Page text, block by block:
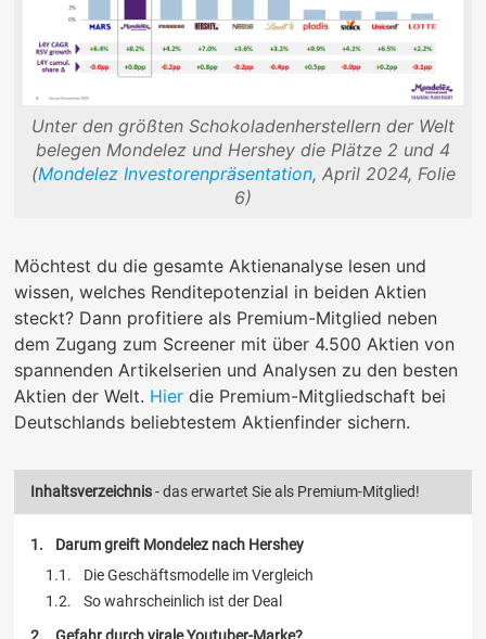
Unter den größten Schokoladenherstellern der Welt
belegen Mondelez und Hershey die Plätze 2 und 4
(Mondelez Investorenpräsentation, April 2024, Folie
6)
Möchtest du die gesamte Aktienanalyse lesen und
wissen, welches Renditepotenzial in beiden Aktien
steckt? Dann profitiere als Premium-Mitglied neben
dem Zugang zum Screener mit über 4.500 Aktien von
spannenden Artikelserien und Analysen zu den besten
Aktien der Welt. Hier die Premium-Mitgliedschaft bei
Deutschlands beliebtestem Aktienfinder sichern.
Inhaltsverzeichnis- das erwartet Sie als Premium-Mitglied!
Darum greift Mondelez nach Hershey
Die Geschäftsmodelle im Vergleich
So wahrscheinlich ist der Deal
Gefahr durch virale Youtuber-Marke?